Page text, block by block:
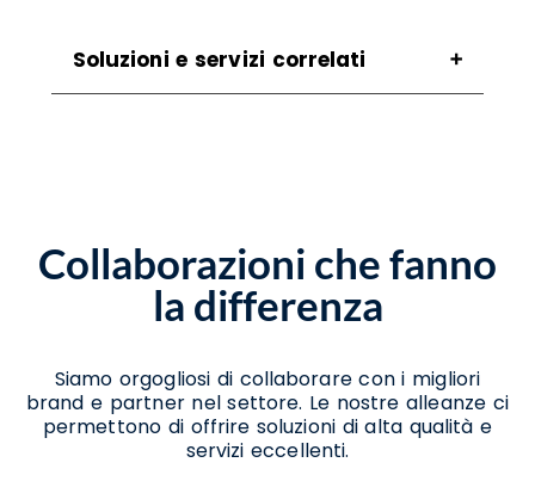
Soluzioni e servizi correlati
Consulenza Per Aggiornamento A Windows
11 Laurino
Consulenza Per Migrazione A Windows 11
Laurino
Supporto Migrazione A Windows 11 Laurino
Supporto Passaggio A Windows 11 Laurino
Collaborazioni che fanno
la differenza
Siamo orgogliosi di collaborare con i migliori
brand e partner nel settore. Le nostre alleanze ci
permettono di offrire soluzioni di alta qualità e
servizi eccellenti.